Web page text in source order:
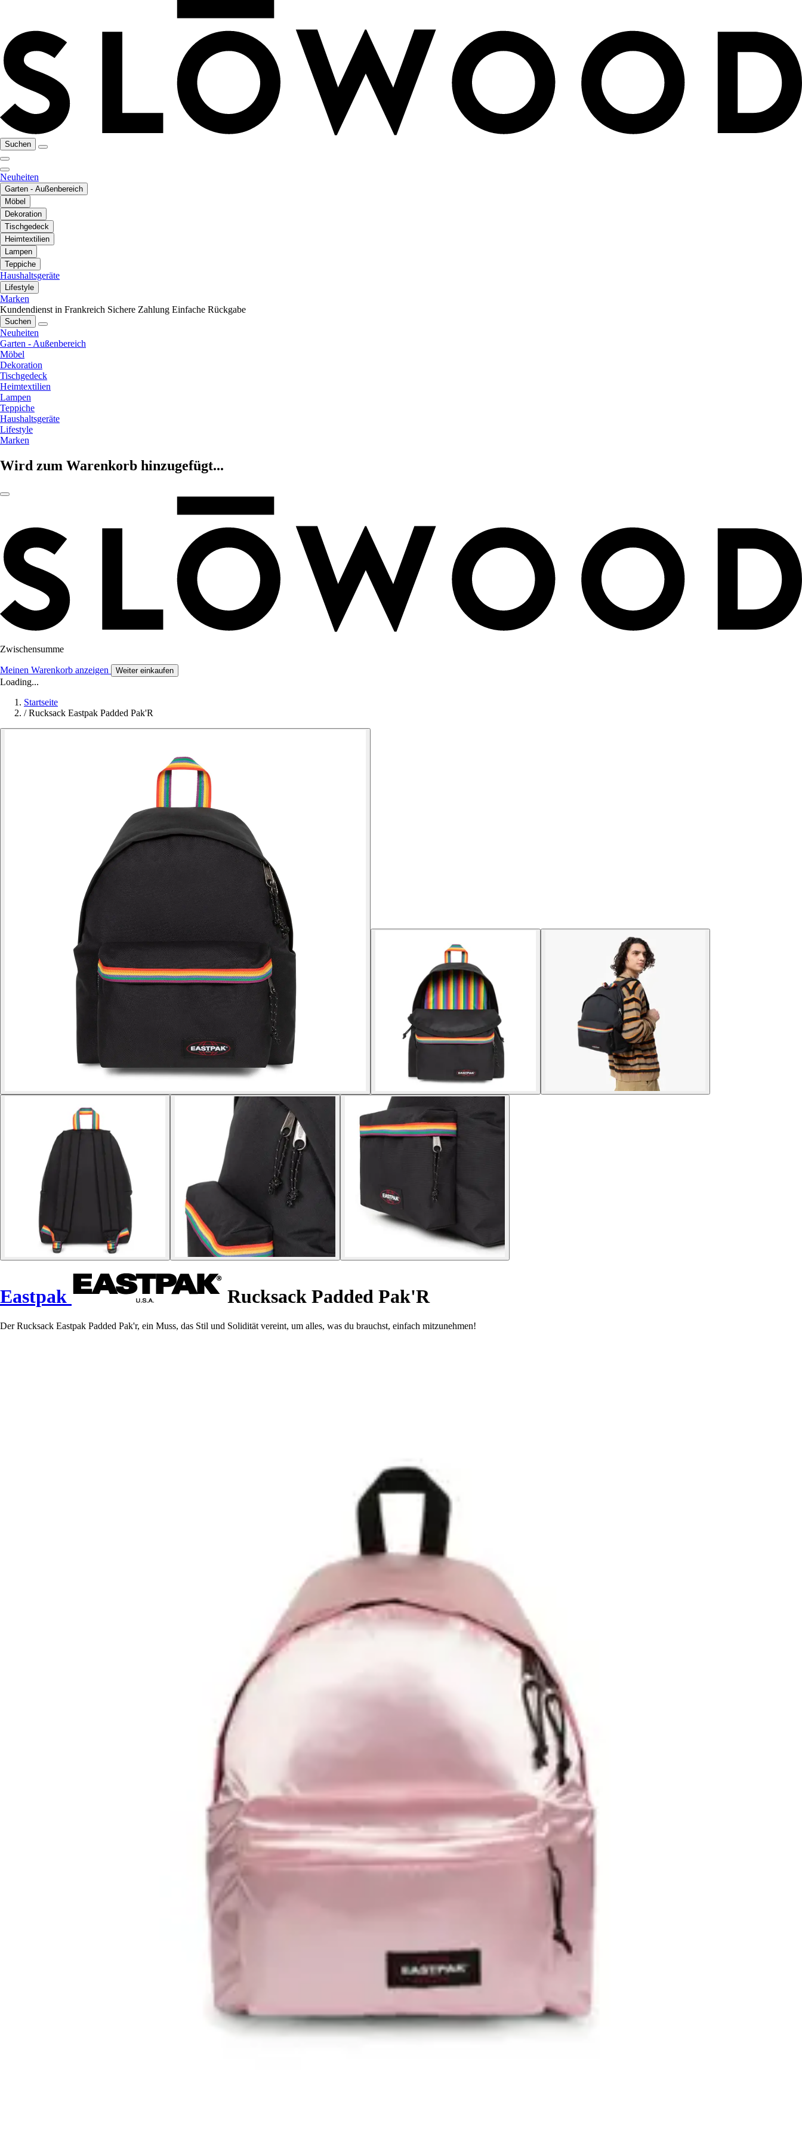
Suchen
Neuheiten
Garten - Außenbereich
Möbel
Dekoration
Tischgedeck
Heimtextilien
Lampen
Teppiche
Haushaltsgeräte
Lifestyle
Marken
Kundendienst in Frankreich Sichere Zahlung Einfache Rückgabe
Suchen
Neuheiten
Garten - Außenbereich
Möbel
Dekoration
Tischgedeck
Heimtextilien
Lampen
Teppiche
Haushaltsgeräte
Lifestyle
Marken
Wird zum Warenkorb hinzugefügt...
Zwischensumme
Meinen Warenkorb anzeigen Weiter einkaufen
Loading...
Startseite
/ Rucksack Eastpak Padded Pak'R
Eastpak Rucksack Padded Pak'R
Der Rucksack Eastpak Padded Pak'r, ein Muss, das Stil und Solidität vereint, um alles, was du brauchst, einfach mitzunehmen!